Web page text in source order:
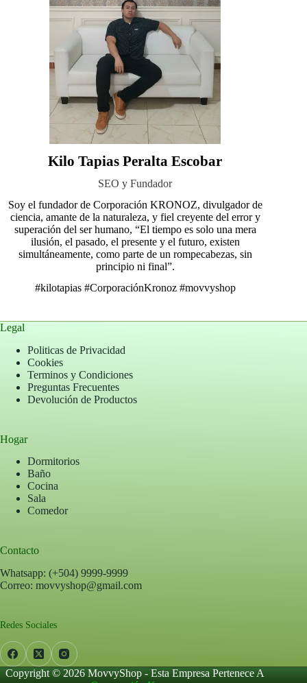
Kilo Tapias Peralta Escobar
SEO y Fundador
Soy el fundador de Corporación KRONOZ, divulgador de
ciencia, amante de la naturaleza, y fiel creyente del error y
superación del ser humano, “El tiempo es solo una mera
ilusión, el pasado, el presente y el futuro, existen
simultáneamente, como parte de un rompecabezas, sin
principio ni final”.
#kilotapias #CorporaciónKronoz #movvyshop
Legal
Politicas de Privacidad
Cookies
Terminos y Condiciones
Preguntas Frecuentes
Devolución de Productos
Hogar
Dormitorios
Baño
Cocina
Sala
Comedor
Contacto
Whatsapp: (+504) 9999-9999
Correo: movvyshop@gmail.com
Redes Sociales
Copyright © 2026 MovvyShop - Esta Empresa Pertenece A